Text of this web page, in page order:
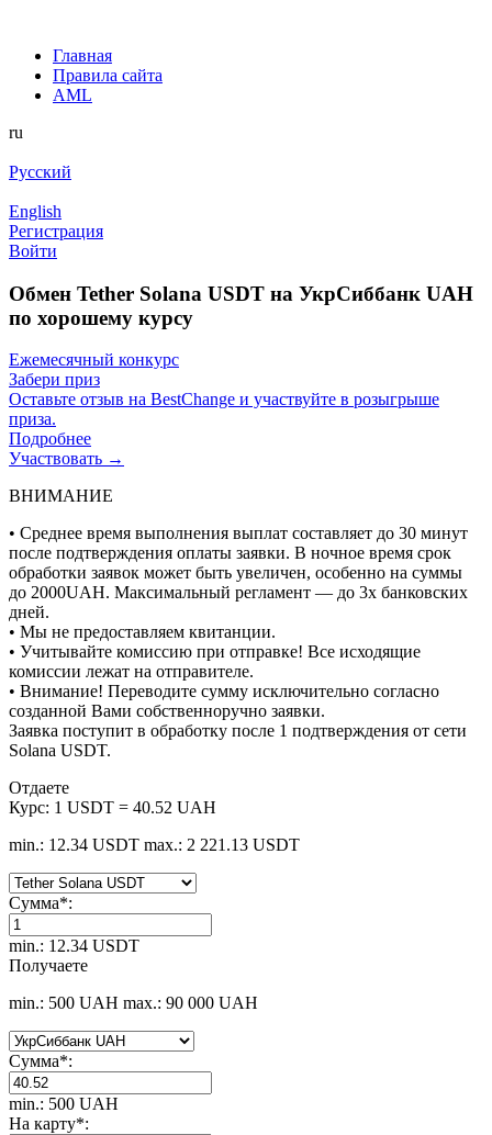
Главная
Правила сайта
AML
ru
Русский
English
Регистрация
Войти
Обмен Tether Solana USDT на УкрСиббанк UAH
по хорошему курсу
Ежемесячный конкурс
Забери приз
Оставьте отзыв на BestChange и участвуйте в розыгрыше
приза.
Подробнее
Участвовать →
ВНИМАНИЕ
• Среднее время выполнения выплат составляет до 30 минут
после подтверждения оплаты заявки. В ночное время срок
обработки заявок может быть увеличен, особенно на суммы
до 2000UAH. Максимальный регламент — до 3х банковских
дней.
• Мы не предоставляем квитанции.
• Учитывайте комиссию при отправке! Все исходящие
комиссии лежат на отправителе.
• Внимание! Переводите сумму исключительно согласно
созданной Вами собственноручно заявки.
Заявка поступит в обработку после 1 подтверждения от сети
Solana USDT.
Отдаете
Курс: 1 USDT = 40.52 UAH
min.: 12.34 USDT max.: 2 221.13 USDT
Сумма*:
min.: 12.34 USDT
Получаете
min.: 500 UAH max.: 90 000 UAH
Сумма*:
min.: 500 UAH
На карту*: